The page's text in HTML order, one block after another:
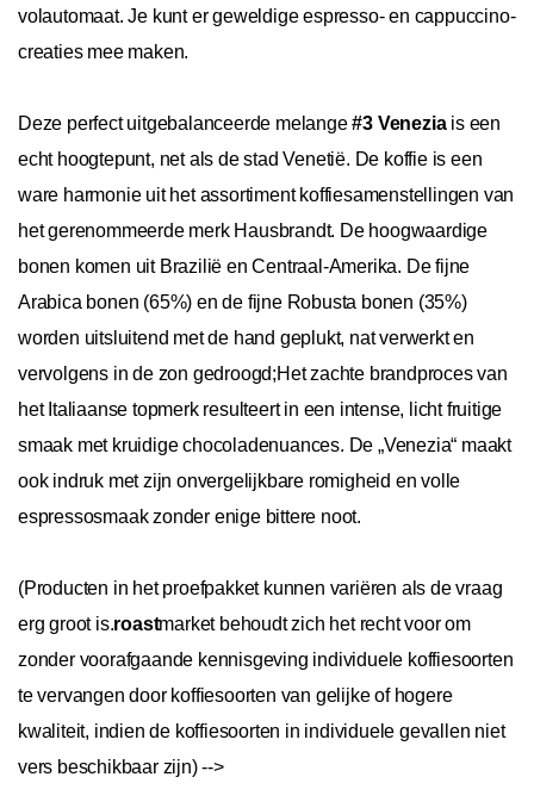
volautomaat. Je kunt er geweldige espresso- en cappuccino-
creaties mee maken.
Deze perfect uitgebalanceerde melange#3 Veneziais een
echt hoogtepunt, net als de stad Venetië. De koffie is een
ware harmonie uit het assortiment koffiesamenstellingen van
het gerenommeerde merk Hausbrandt. De hoogwaardige
bonen komen uit Brazilië en Centraal-Amerika. De fijne
Arabica bonen (65%) en de fijne Robusta bonen (35%)
worden uitsluitend met de hand geplukt, nat verwerkt en
vervolgens in de zon gedroogd;Het zachte brandproces van
het Italiaanse topmerk resulteert in een intense, licht fruitige
smaak met kruidige chocoladenuances. De „Venezia“ maakt
ook indruk met zijn onvergelijkbare romigheid en volle
espressosmaak zonder enige bittere noot.
(Producten in het proefpakket kunnen variëren als de vraag
erg groot is.roastmarket behoudt zich het recht voor om
zonder voorafgaande kennisgeving individuele koffiesoorten
te vervangen door koffiesoorten van gelijke of hogere
kwaliteit, indien de koffiesoorten in individuele gevallen niet
vers beschikbaar zijn)-->